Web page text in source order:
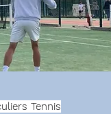
Tennis